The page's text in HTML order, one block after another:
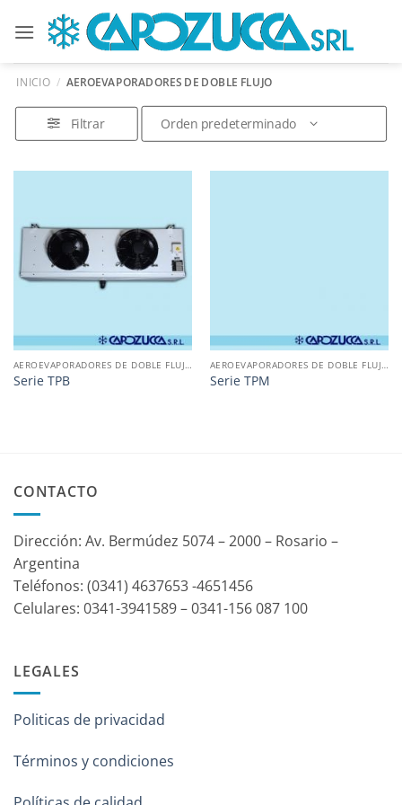
contenido
INICIO / AEROEVAPORADORES DE DOBLE FLUJO
Filtrar
AEROEVAPORADORES DE DOBLE FLUJO
Serie TPB
AEROEVAPORADORES DE DOBLE FLUJO
Serie TPM
CONTACTO
Dirección: Av. Bermúdez 5074 – 2000 – Rosario –
Argentina
Teléfonos: (0341) 4637653 -4651456
Celulares: 0341-3941589 – 0341-156 087 100
LEGALES
Politicas de privacidad
Términos y condiciones